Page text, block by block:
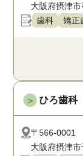
大阪府摂津
歯科
矯正
＞ ひろ歯科
〒566-0001
大阪府摂津